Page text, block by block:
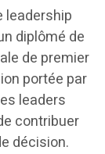
leadership
diplômé de
de premier
portée par
leaders
contribuer
décision.